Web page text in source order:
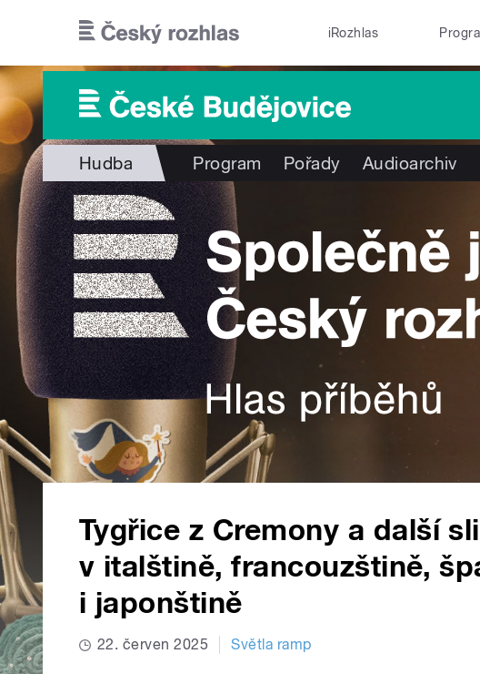
iRozhlas
Hudba Program Pořady Audioarchiv
Tygřice z Cremony a další
v italštině, francouzštině,
i japonštině
22. červen 2025 Světla ramp